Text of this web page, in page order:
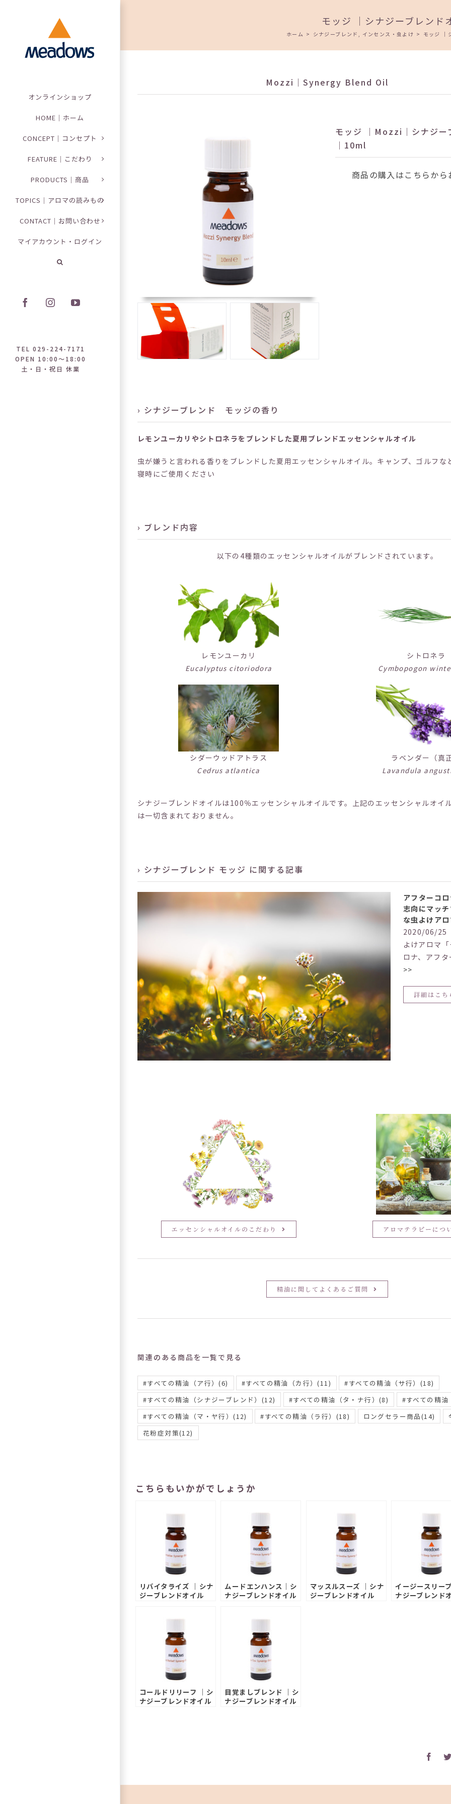
オンラインショップ
HOME｜ホーム
CONCEPT｜コンセプト
FEATURE｜こだわり
PRODUCTS｜商品
TOPICS｜アロマの読みもの
CONTACT｜お問い合わせ
マイアカウント・ログイン
TEL 029-224-7171
OPEN 10:00～18:00
土・日・祝日 休業
モッジ ｜シナジーブレンド
ホーム > シナジーブレンド , インセンス・虫よけ > モッジ ｜
Mozzi｜Synergy Blend Oil
モッジ ｜Mozzi｜シナジー
｜10ml
商品の購入はこちらか
› シナジーブレンド モッジの香り
レモンユーカリやシトロネラをブレンドした夏用ブレンドエッセンシャルオイル
虫が嫌うと言われる香りをブレンドした夏用エッセンシャルオイル。キャンプ、ゴルフな
寝時にご使用ください
› ブレンド内容
以下の4種類のエッセンシャルオイルがブレンドされています。
レモンユーカリ
Eucalyptus citoriodora
シダーウッドアトラス
Cedrus atlantica
シトロネラ
Cymbopogon
ラベンダー（真
Lavandula
シナジーブレンドオイルは100％エッセンシャルオイルです。上記のエッセンシャルオイ
は一切含まれておりません。
› シナジーブレンド モッジ に関する記事
アフターコ
志向にマッ
な虫よけア
2020/06/25
よけアロマ
ロナ、アフ
>>
詳細はこち
エッセンシャルオイルのこだわり アロマテラピーにつ
精油に関してよくあるご質問
関連のある商品を一覧で見る
#すべての精油（ア行）(6) #すべての精油（カ行）(11) #すべての精油（サ行） (18)
#すべての精油（シナジーブレンド） (12) #すべての精油（タ・ナ行） (8)
#すべての精
#すべての精油（マ・ヤ行）(12) #すべての精油（ラ行） (18) ロングセラー商品(14)
花粉症対策(12)
こちらもいかがでしょうか
リバイタライズ ｜シナ
ジーブレンドオイル
ムードエンハンス｜シ
ナジーブレンドオイル
マッスルスーズ ｜シナ
ジーブレンドオイル
イージースリー
ナジーブレンド
コールドリリーフ ｜シ
ナジーブレンドオイル
目覚ましブレンド ｜シ
ナジーブレンドオイル